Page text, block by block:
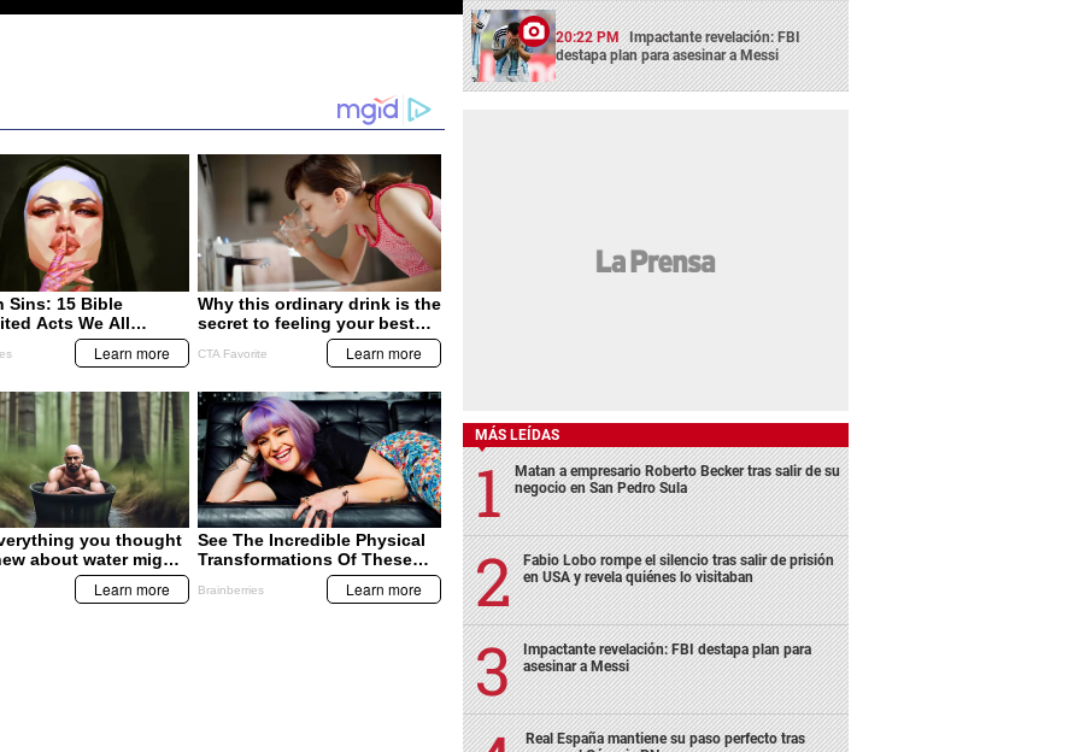
20:22 PM Impactante revelación: FBI
destapa plan para asesinar a Messi
MÁS LEÍDAS
Matan a empresario Roberto Becker tras salir de su
negocio en San Pedro Sula
Fabio Lobo rompe el silencio tras salir de prisión
en USA y revela quiénes lo visitaban
Impactante revelación: FBI destapa plan para
asesinar a Messi
Real España mantiene su paso perfecto tras